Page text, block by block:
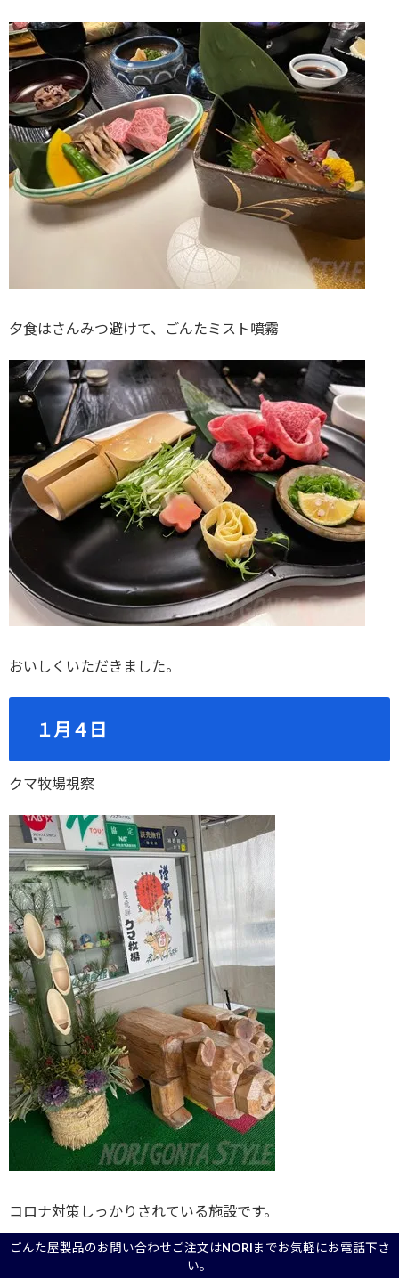
ごんた屋製品のお問い合わせご注文はNORIまでお気軽にお電話下さ
い。
夕食はさんみつ避けて、ごんたミスト噴霧
おいしくいただきました。
１月４日
クマ牧場視察
コロナ対策しっかりされている施設です。